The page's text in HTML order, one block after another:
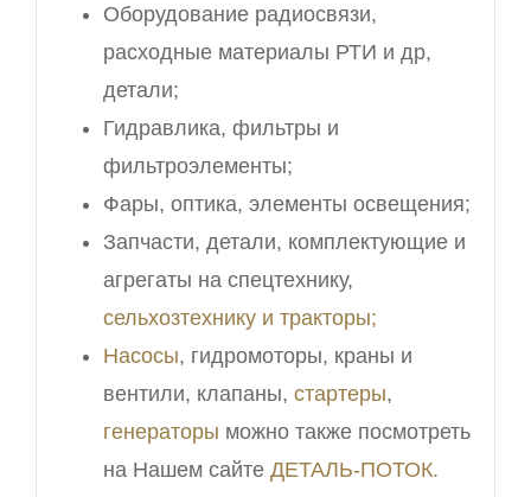
Оборудование радиосвязи,
расходные материалы РТИ и др,
детали;
Гидравлика, фильтры и
фильтроэлементы;
Фары, оптика, элементы освещения;
Запчасти, детали, комплектующие и
агрегаты на спецтехнику,
сельхозтехнику и тракторы;
Насосы, гидромоторы, краны и
вентили, клапаны, стартеры,
генераторы можно также посмотреть
на Нашем сайте ДЕТАЛЬ-ПОТОК.